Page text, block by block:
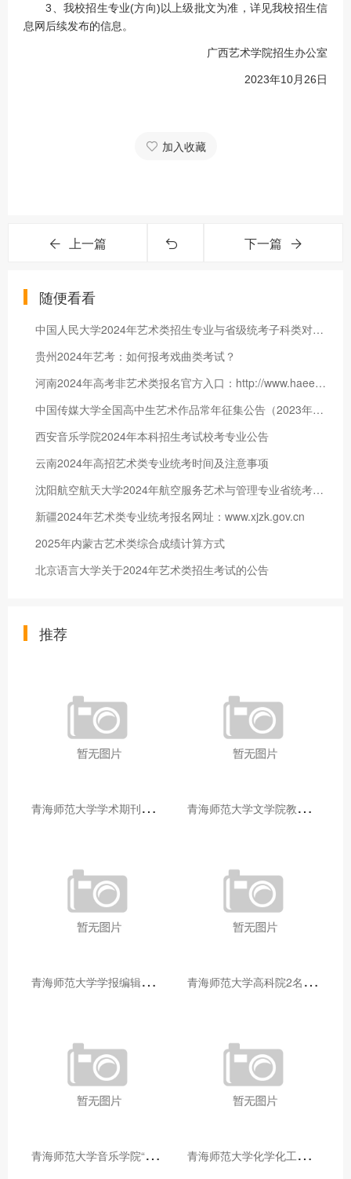
3、我校招生专业(方向)以上级批文为准，详见我校招生信
息网后续发布的信息。
广西艺术学院招生办公室
2023年10月26日
加入收藏
上一篇 下一篇
随便看看
中国人民大学2024年艺术类招生专业与省级统考子科类对照表
贵州2024年艺考：如何报考戏曲类考试？
河南2024年高考非艺术类报名官方入口：http://www.haeea.cn
中国传媒大学全国高中生艺术作品常年征集公告（2023年第一批次）
西安音乐学院2024年本科招生考试校考专业公告
云南2024年高招艺术类专业统考时间及注意事项
沈阳航空航天大学2024年航空服务艺术与管理专业省统考考试科目公告
新疆2024年艺术类专业统考报名网址：www.xjzk.gov.cn
2025年内蒙古艺术类综合成绩计算方式
北京语言大学关于2024年艺术类招生考试的公告
推荐
青
海师范大学学术期刊两个专栏入选2025年青海省期刊重点专栏 青
海师范大学文学院教师赴山东省相关高校和学术机构交流学习
青
海师范大学学报编辑部赴大通县城关镇上毛佰胜村开展帮扶慰问活动 青
海师范大学高科院2名专家当选中国科学院院士
青
海师范大学音乐学院“青舞华章”本科舞蹈专业中期汇报圆满落幕 青
海师范大学化学化工学院开展铸牢中华民族共同体意识大讲堂活动